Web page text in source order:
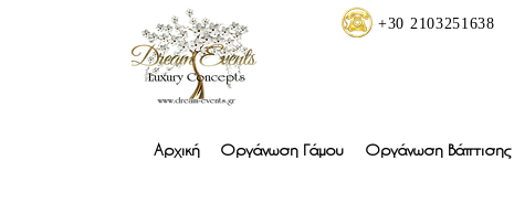
+30 2103251638
Αρχική Οργάνωση Γάμου Οργάνωση Βάπτισης